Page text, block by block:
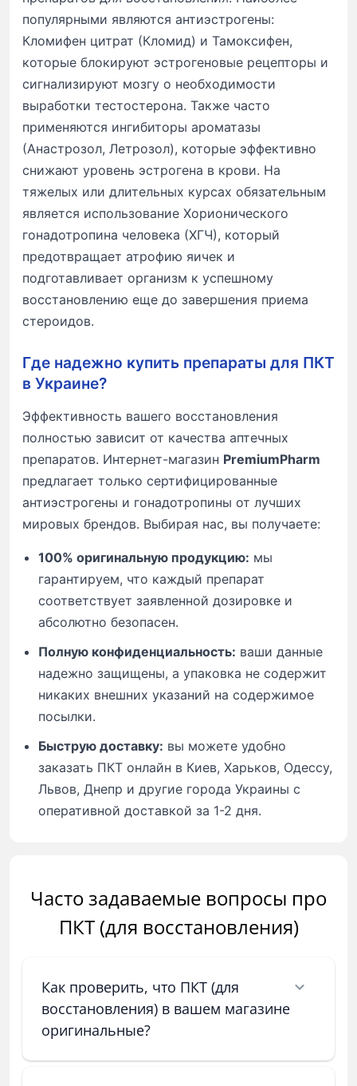
популярными являются антиэстрогены:
Кломифен цитрат (Кломид) и Тамоксифен,
которые блокируют эстрогеновые рецепторы и
сигнализируют мозгу о необходимости
выработки тестостерона. Также часто
применяются ингибиторы ароматазы
(Анастрозол, Летрозол), которые эффективно
снижают уровень эстрогена в крови. На
тяжелых или длительных курсах обязательным
является использование Хорионического
гонадотропина человека (ХГЧ), который
предотвращает атрофию яичек и
подготавливает организм к успешному
восстановлению еще до завершения приема
стероидов.
Где надежно купить препараты для ПКТ
в Украине?
Эффективность вашего восстановления
полностью зависит от качества аптечных
препаратов. Интернет-магазин PremiumPharm
предлагает только сертифицированные
антиэстрогены и гонадотропины от лучших
мировых брендов. Выбирая нас, вы получаете:
100% оригинальную продукцию: мы
гарантируем, что каждый препарат
соответствует заявленной дозировке и
абсолютно безопасен.
Полную конфиденциальность: ваши данные
надежно защищены, а упаковка не содержит
никаких внешних указаний на содержимое
посылки.
Быструю доставку: вы можете удобно
заказать ПКТ онлайн в Киев, Харьков, Одессу,
Львов, Днепр и другие города Украины с
оперативной доставкой за 1-2 дня.
Часто задаваемые вопросы про
ПКТ (для восстановления)
Как проверить, что ПКТ (для
восстановления) в вашем магазине
оригинальные?